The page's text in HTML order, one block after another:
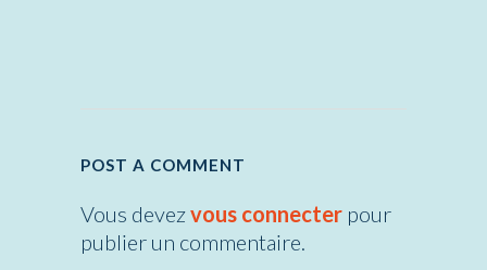
POST A COMMENT
Vous devezvous connecter pour
publier un commentaire.